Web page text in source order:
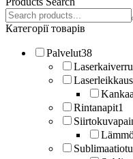
Search
products:
Категорії товарів
Palvelut38
Laserleikkaus
Rintanapit1